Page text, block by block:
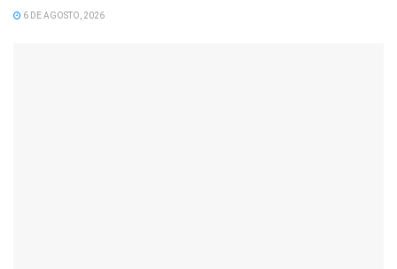
6 DE AGOSTO, 2026